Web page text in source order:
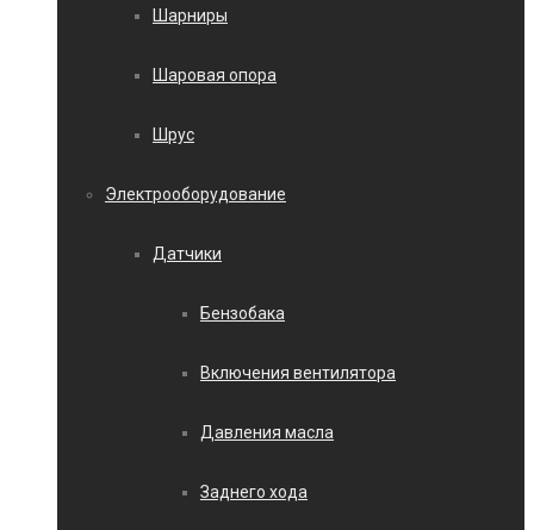
Шарниры
Шаровая опора
Шрус
Электрооборудование
Датчики
Бензобака
Включения вентилятора
Давления масла
Заднего хода